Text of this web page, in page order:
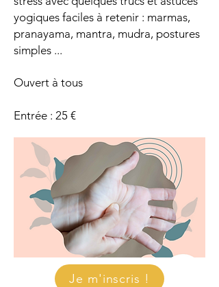
yogiques faciles à retenir : marmas,
pranayama, mantra, mudra, postures
simples ...
Ouvert à tous
Entrée : 25 €
Je m'inscris !